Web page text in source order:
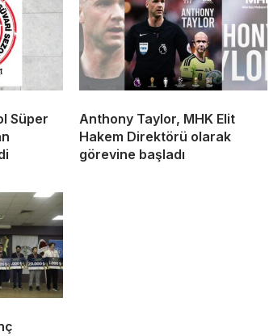
Süper
Anthony Taylor, MHK Elit
Hakem Direktörü olarak
görevine başladı